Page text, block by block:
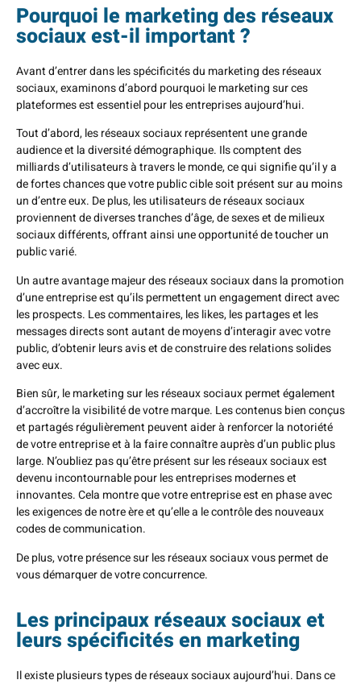
Pourquoi le marketing des réseaux
sociaux est-il important ?
Avant d’entrer dans les spécificités du marketing des réseaux
sociaux, examinons d’abord pourquoi le marketing sur ces
plateformes est essentiel pour les entreprises aujourd’hui.
Tout d’abord, les réseaux sociaux représentent une grande
audience et la diversité démographique. Ils comptent des
milliards d’utilisateurs à travers le monde, ce qui signifie qu’il y a
de fortes chances que votre public cible soit présent sur au moins
un d’entre eux. De plus, les utilisateurs de réseaux sociaux
proviennent de diverses tranches d’âge, de sexes et de milieux
sociaux différents, offrant ainsi une opportunité de toucher un
public varié.
Un autre avantage majeur des réseaux sociaux dans la promotion
d’une entreprise est qu’ils permettent un engagement direct avec
les prospects. Les commentaires, les likes, les partages et les
messages directs sont autant de moyens d’interagir avec votre
public, d’obtenir leurs avis et de construire des relations solides
avec eux.
Bien sûr, le marketing sur les réseaux sociaux permet également
d’accroître la visibilité de votre marque. Les contenus bien conçus
et partagés régulièrement peuvent aider à renforcer la notoriété
de votre entreprise et à la faire connaître auprès d’un public plus
large. N’oubliez pas qu’être présent sur les réseaux sociaux est
devenu incontournable pour les entreprises modernes et
innovantes. Cela montre que votre entreprise est en phase avec
les exigences de notre ère et qu’elle a le contrôle des nouveaux
codes de communication.
De plus, votre présence sur les réseaux sociaux vous permet de
vous démarquer de votre concurrence.
Les principaux réseaux sociaux et
leurs spécificités en marketing
Il existe plusieurs types de réseaux sociaux aujourd’hui. Dans ce